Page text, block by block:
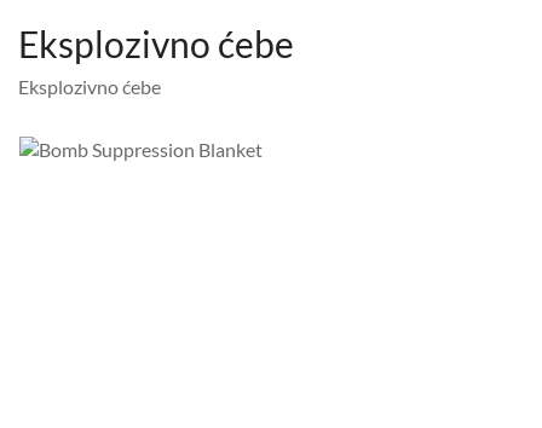
Eksplozivno ćebe
Eksplozivno ćebe